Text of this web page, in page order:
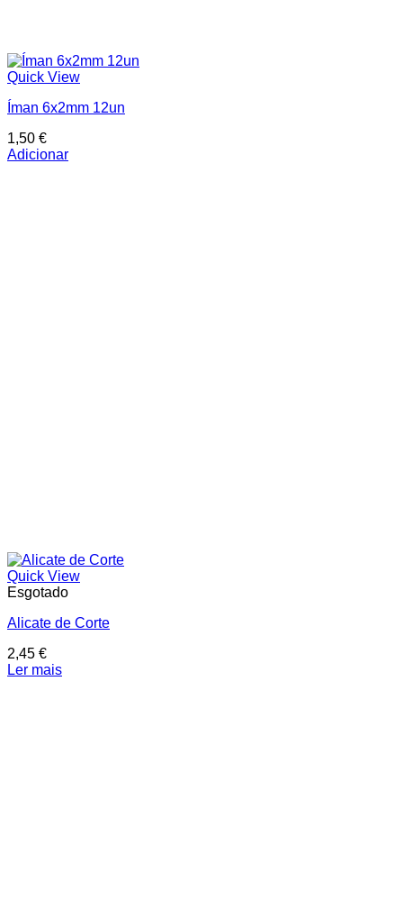
Quick View
Íman 6x2mm 12un
1,50 €
Adicionar
Quick View
Esgotado
Alicate de Corte
2,45 €
Ler mais